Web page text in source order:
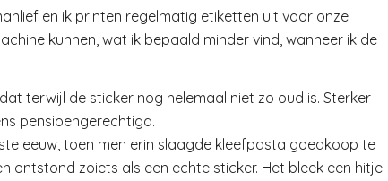
en ik printen regelmatig etiketten uit voor onze
kunnen, wat ik bepaald minder vind, wanneer ik de
terwijl de sticker nog helemaal niet zo oud is. Sterker
pensioengerechtigd.
eeuw, toen men erin slaagde kleefpasta goedkoop te
ontstond zoiets als een echte sticker. Het bleek een hitje.